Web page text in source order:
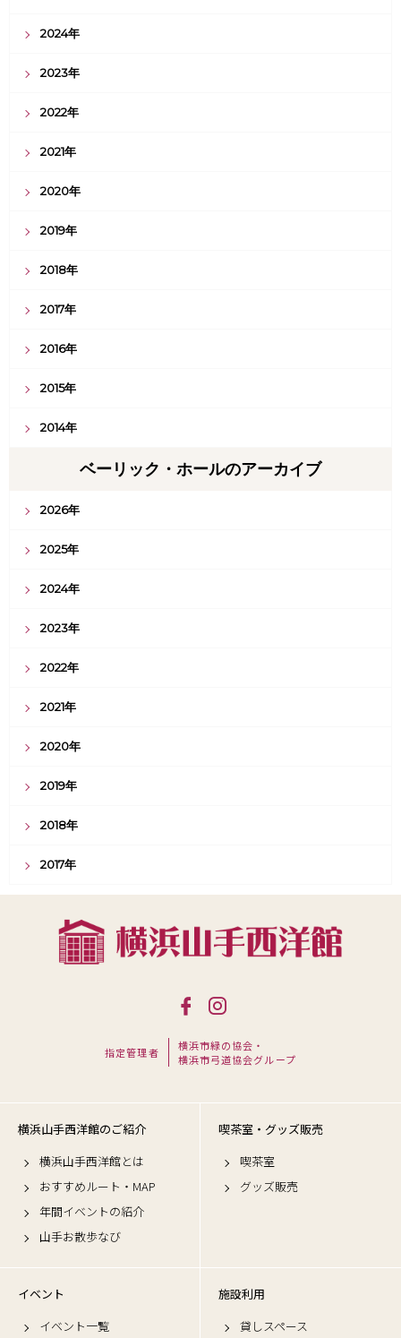
2024年
2023年
2022年
2021年
2020年
2019年
2018年
2017年
2016年
2015年
2014年
ベーリック・ホールのアーカイブ
2026年
2025年
2024年
2023年
2022年
2021年
2020年
2019年
2018年
2017年
指定管理者
横浜市緑の協会・
横浜市弓道協会グループ
横浜山手西洋館のご紹介
横浜山手西洋館とは
おすすめルート・MAP
年間イベントの紹介
山手お散歩なび
喫茶室・グッズ販売
喫茶室
グッズ販売
イベント
イベント一覧
施設利用
貸しスペース